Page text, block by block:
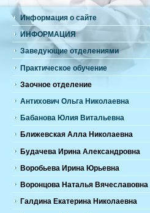
Информация о сайте
ИНФОРМАЦИЯ
Заведующие отделениями
Практическое обучение
Заочное отделение
Антихович Ольга Николаевна
Бабанова Юлия Витальевна
Ближевская Алла Николаевна
Будачева Ирина Александровна
Воробьева Ирина Юрьевна
Воронцова Наталья Вячеславовна
Галдина Екатерина Николаевна